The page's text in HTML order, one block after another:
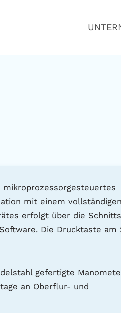
mikroprozessorgesteuertes
mit einem vollständigen
erfolgt über die
Die Drucktaste am
gefertigte
an Oberflur- und